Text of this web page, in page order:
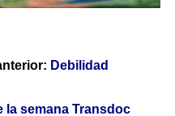
Debilidad
la semana Transdoc